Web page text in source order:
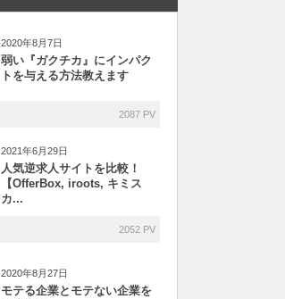
2020年8月7日
弱い『ガクチカ』にインパク
トを与える方法教えます
2087 PV
2021年6月29日
人気逆求人サイトを比較！
【OfferBox, iroots, キミス
カ...
2052 PV
2020年8月27日
モテる企業とモテない企業を